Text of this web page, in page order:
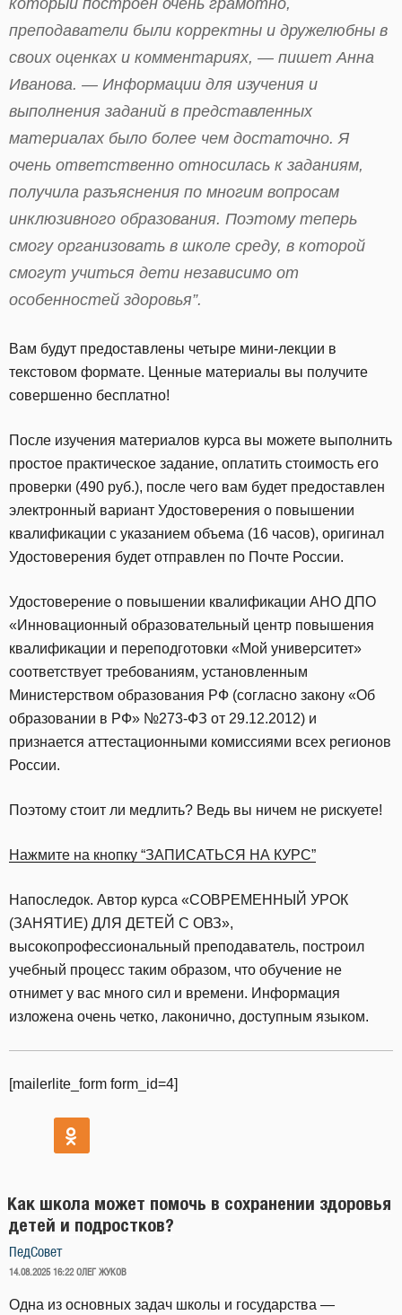
преподаватели были корректны и дружелюбны в
своих оценках и комментариях, — пишет Анна
Иванова. — Информации для изучения и
выполнения заданий в представленных
материалах было более чем достаточно. Я
очень ответственно относилась к заданиям,
получила разъяснения по многим вопросам
инклюзивного образования. Поэтому теперь
смогу организовать в школе среду, в которой
смогут учиться дети независимо от
особенностей здоровья”.
Вам будут предоставлены четыре мини-лекции в
текстовом формате. Ценные материалы вы получите
совершенно бесплатно!
После изучения материалов курса вы можете выполнить
простое практическое задание, оплатить стоимость его
проверки (490 руб.), после чего вам будет предоставлен
электронный вариант Удостоверения о повышении
квалификации с указанием объема (16 часов), оригинал
Удостоверения будет отправлен по Почте России.
Удостоверение о повышении квалификации АНО ДПО
«Инновационный образовательный центр повышения
квалификации и переподготовки «Мой университет»
соответствует требованиям, установленным
Министерством образования РФ (согласно закону «Об
образовании в РФ» №273-ФЗ от 29.12.2012) и
признается аттестационными комиссиями всех регионов
России.
Поэтому стоит ли медлить? Ведь вы ничем не рискуете!
Нажмите на кнопку “ЗАПИСАТЬСЯ НА КУРС”
Напоследок. Автор курса «СОВРЕМЕННЫЙ УРОК
(ЗАНЯТИЕ) ДЛЯ ДЕТЕЙ С ОВЗ»,
высокопрофессиональный преподаватель, построил
учебный процесс таким образом, что обучение не
отнимет у вас много сил и времени. Информация
изложена очень четко, лаконично, доступным языком.
[mailerlite_form form_id=4]
Как школа может помочь в сохранении здоровья
детей и подростков?
ПедСовет
ОПУБЛИКОВАНО
14.08.2025 16:22 ОЛЕГ ЖУКОВ
Одна из основных задач школы и государства —